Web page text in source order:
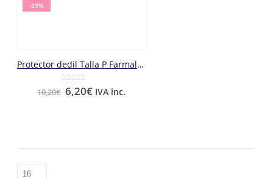
-39%
Protector dedil Talla P Farmalastic
out of 5
10,20€ 6,20€ IVA inc.